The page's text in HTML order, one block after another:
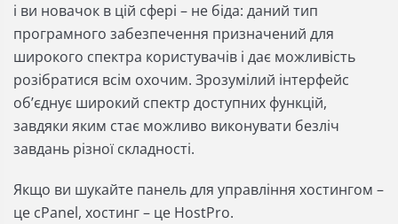
і ви новачок в цій сфері – не біда: даний тип
програмного забезпечення призначений для
широкого спектра користувачів і дає можливість
розібратися всім охочим. Зрозумілий інтерфейс
об’єднує широкий спектр доступних функцій,
завдяки яким стає можливо виконувати безліч
завдань різної складності.
Якщо ви шукайте панель для управління хостингом –
це cPanel, хостинг – це HostPro.